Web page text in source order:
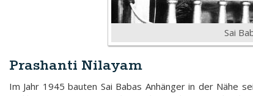
Sai
Prashanti Nilayam
Im Jahr 1945 bauten Sai Babas Anhänger in der Nähe